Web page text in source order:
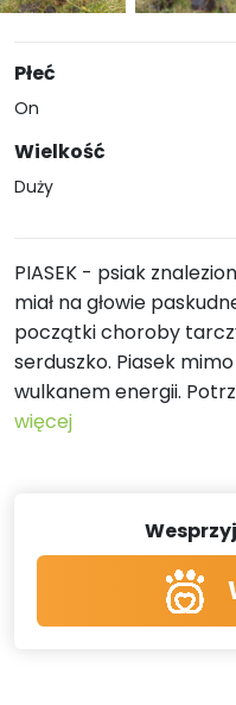
Płeć
On
Wielkość
Duży
PIASEK - psiak
miał na głowie
początki choroby
serduszko. Piasek
wulkanem energii.
więcej